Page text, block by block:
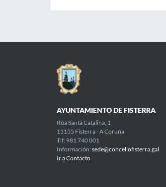
AYUNTAMIENTO DE FISTERRA
Rúa Santa Catalina, 1
15155 Fisterra - A Coruña
Tlf: 981 740 001
Información: sede@concellofisterra.gal
Ir a Contacto